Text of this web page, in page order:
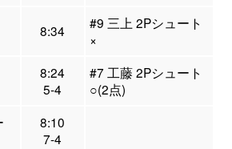
8:34
#9 三上 2Pシュート
×
8:24
5-4
#7 工藤 2Pシュート
○(2点)
8:10
7-4